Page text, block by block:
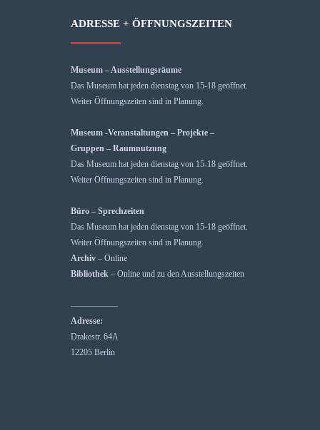
ADRESSE + ÖFFNUNGSZEITEN
Museum – Ausstellungsräume
Das Museum hat jeden dienstag von 15-18 geöffnet.
Weiter Öffnungszeiten sind in Planung.
Museum -Veranstaltungen – Projekte –
Gruppen – Raumnutzung
Das Museum hat jeden dienstag von 15-18 geöffnet.
Weiter Öffnungszeiten sind in Planung.
Büro – Sprechzeiten
Das Museum hat jeden dienstag von 15-18 geöffnet.
Weiter Öffnungszeiten sind in Planung.
Archiv – Online
Bibliothek – Online und zu den Ausstellungszeiten
—————–
Adresse:
Drakestr. 64A
12205 Berlin